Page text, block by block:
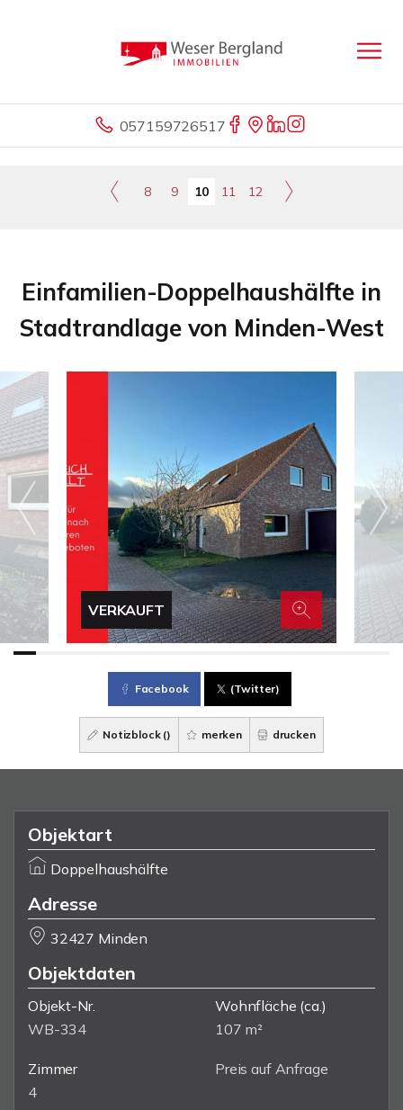
057159726517
8 9 10 11 12
Einfamilien-Doppelhaushälfte in
Stadtrandlage von Minden-West
VERKAUFT
Facebook (Twitter)
Notizblock () merken drucken
Objektart
Doppelhaushälfte
Adresse
32427 Minden
Objektdaten
Objekt-Nr.
WB-334
Wohnfläche (ca.)
107 m²
Zimmer
4
Preis auf Anfrage